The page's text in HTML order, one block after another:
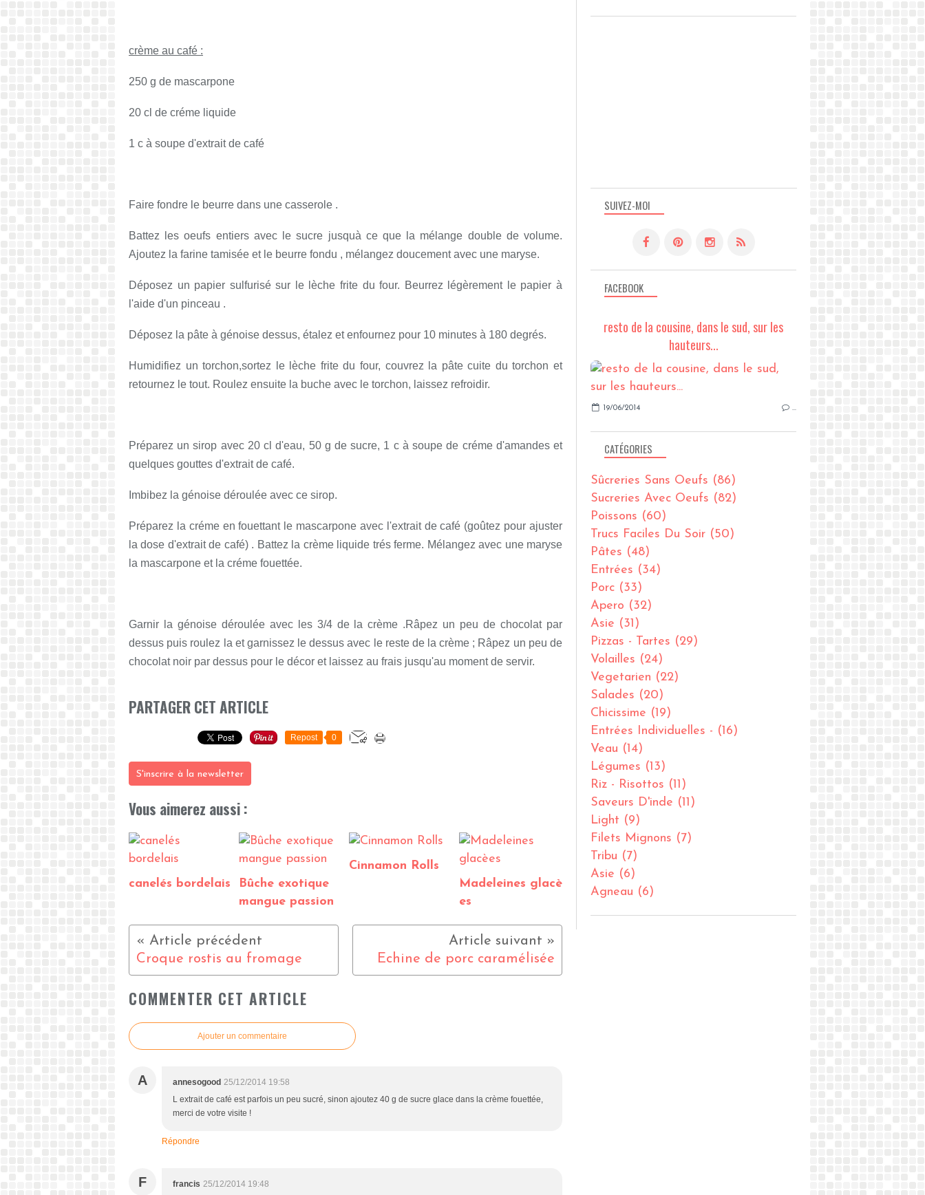
crème au café :
250 g de mascarpone
20 cl de créme liquide
1 c à soupe d'extrait de café
Faire fondre le beurre dans une casserole .
Battez les oeufs entiers avec le sucre jusquà ce que la mélange double de volume.
Ajoutez la farine tamisée et le beurre fondu , mélangez doucement avec une maryse.
Déposez un papier sulfurisé sur le lèche frite du four. Beurrez légèrement le papier à
l'aide d'un pinceau .
Déposez la pâte à génoise dessus, étalez et enfournez pour 10 minutes à 180 degrés.
Humidifiez un torchon,sortez le lèche frite du four, couvrez la pâte cuite du torchon et
retournez le tout. Roulez ensuite la buche avec le torchon, laissez refroidir.
Préparez un sirop avec 20 cl d'eau, 50 g de sucre, 1 c à soupe de créme d'amandes et
quelques gouttes d'extrait de café.
Imbibez la génoise déroulée avec ce sirop.
Préparez la créme en fouettant le mascarpone avec l'extrait de café (goûtez pour ajuster
la dose d'extrait de café) . Battez la crème liquide trés ferme. Mélangez avec une maryse
la mascarpone et la créme fouettée.
Garnir la génoise déroulée avec les 3/4 de la crème .Râpez un peu de chocolat par
dessus puis roulez la et garnissez le dessus avec le reste de la crème ; Râpez un peu de
chocolat noir par dessus pour le décor et laissez au frais jusqu'au moment de servir.
PARTAGER CET ARTICLE
Repost 0
S'inscrire à la newsletter
Vous aimerez aussi :
canelés bordelais
Bûche exotique
mangue passion
Cinnamon Rolls
Madeleines glacè
es
Croque rostis au fromage Echine de porc caramélisée
COMMENTER CET ARTICLE
Ajouter un commentaire
A annesogood 25/12/2014 19:58
L extrait de café est parfois un peu sucré, sinon ajoutez 40 g de sucre glace dans la crème fouettée,
merci de votre visite !
Répondre
F francis 25/12/2014 19:48
SUIVEZ-MOI
FACEBOOK
resto de la cousine, dans le sud, sur les
hauteurs...
19/06/2014 …
CATÉGORIES
Sûcreries Sans Oeufs (86)
Sucreries Avec Oeufs (82)
Poissons (60)
Trucs Faciles Du Soir (50)
Pâtes (48)
Entrées (34)
Porc (33)
Apero (32)
Asie (31)
Pizzas - Tartes (29)
Volailles (24)
Vegetarien (22)
Salades (20)
Chicissime (19)
Entrées Individuelles - (16)
Veau (14)
Légumes (13)
Riz - Risottos (11)
Saveurs D'inde (11)
Light (9)
Filets Mignons (7)
Tribu (7)
Asie (6)
Agneau (6)